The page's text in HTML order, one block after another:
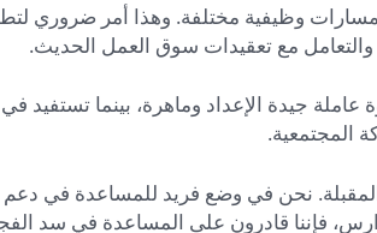
لمسارات وظيفية مختلفة. وهذا أمر ضروري
مع تعقيدات سوق العمل الحديث.
جيدة الإعداد وماهرة، بينما تستفيد في
المجتمعية.
نحن في وضع فريد للمساعدة في دعم
فإننا قادرون على المساعدة في سد